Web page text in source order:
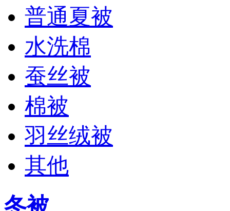
普通夏被
水洗棉
蚕丝被
棉被
羽丝绒被
其他